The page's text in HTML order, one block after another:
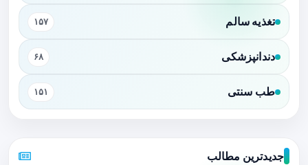
تغذیه سالم ۱۵۷
دندانپزشکی ۶۸
طب سنتی ۱۵۱
جدیدترین مطالب